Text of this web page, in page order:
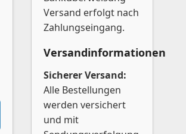
Versand erfolgt nach
Zahlungseingang.
Versandinformationen
Sicherer Versand:
Alle Bestellungen
werden versichert
und mit